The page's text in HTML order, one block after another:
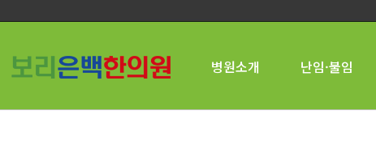
병원소개 난임·불임